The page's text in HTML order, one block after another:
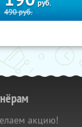
руб.
490руб.
акцию!